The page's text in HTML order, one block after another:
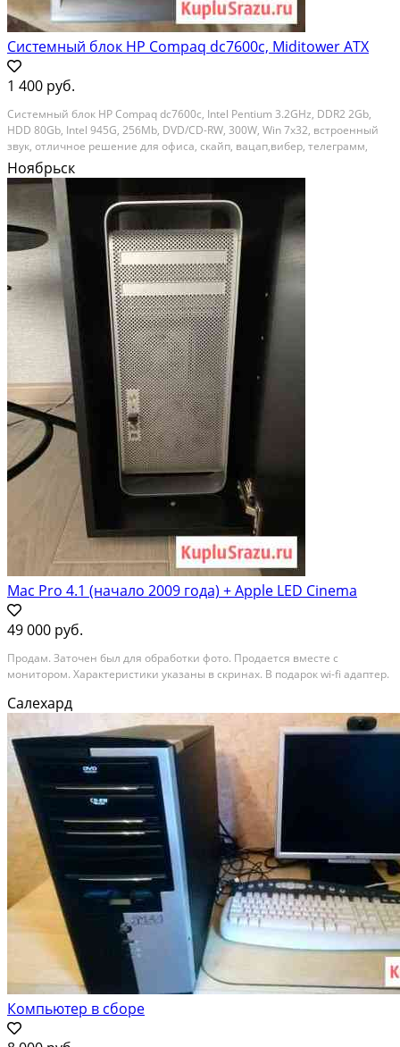
Системный блок HP Compaq dc7600с, Miditower ATX
1 400 руб.
Системный блок HP Compaq dc7600c, Intel Pentium 3.2GHz, DDR2 2Gb,
HDD 80Gb, Intel 945G, 256Mb, DVD/CD-RW, 300W, Win 7х32, встроенный
звук, отличное решение для офиса, скайп, вацап,вибер, телеграмм,
видеонаблюдение.Количество разъемов PCI Express 1 слот 16x, 1 слот
1x; возможна установка...
Ноябрьск
Mac Pro 4.1 (начало 2009 года) + Apple LED Cinema
49 000 руб.
Продам. Заточен был для обработки фото. Продается вместе с
монитором. Характеристики указаны в скринах. В подарок wi-fi адаптер.
Салехард
Компьютер в сборе